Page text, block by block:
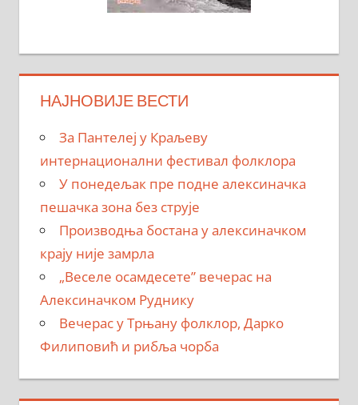
НАЈНОВИЈЕ ВЕСТИ
За Пантелеј у Краљеву
интернационални фестивал фолклора
У понедељак пре подне алексиначка
пешачка зона без струје
Производња бостана у алексиначком
крају није замрла
„Веселе осамдесете” вечерас на
Алексиначком Руднику
Вечерас у Трњану фолклор, Дарко
Филиповић и рибља чорба